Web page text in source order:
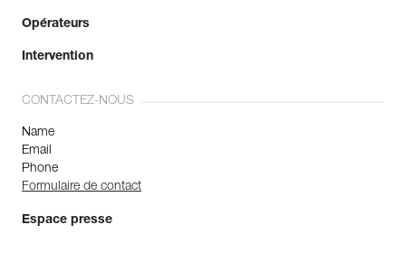
Opérateurs
Intervention
CONTACTEZ-NOUS
Name
Email
Phone
Formulaire de contact
Espace presse